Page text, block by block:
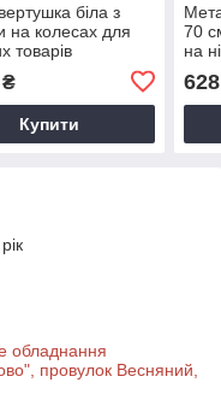
біла з
на колесах для
товарів
Купити
70
на
628
обладнання
провулок Весняний,